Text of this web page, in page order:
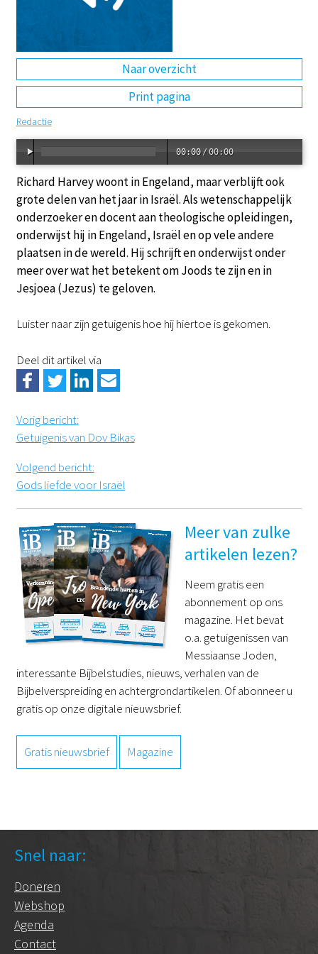
Naar overzicht
Print pagina
Redactie
00:00 /00:00
Richard Harvey woont in Engeland, maar verblijft ook
grote delen van het jaar in Israël. Als wetenschappelijk
onderzoeker en docent aan theologische opleidingen,
onderwijst hij in Engeland, Israël en op vele andere
plaatsen in de wereld. Hij schrijft en onderwijst onder
meer over wat het betekent om Joods te zijn en in
Jesjoea (Jezus) te geloven.
Luister naar zijn getuigenis hoe hij hiertoe is gekomen.
Deel dit artikel via
Vorig bericht:
Getuigenis van Dov Bikas
Volgend bericht:
Gods liefde voor Israël
Meer van zulke
artikelen lezen?
Neem gratis een
abonnement op ons
magazine. Het bevat
o.a. getuigenissen van
Messiaanse Joden,
interessante Bijbelstudies, nieuws, verhalen van de
Bijbelverspreiding en achtergrondartikelen. Of abonneer u
gratis op onze digitale nieuwsbrief.
Gratis nieuwsbrief Magazine
Snel naar:
Doneren
Webshop
Agenda
Contact